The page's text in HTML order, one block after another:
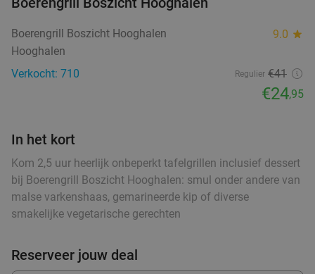
food
Flanagan's
9.9 star
Weerdinge
Verkocht: 760 €45,50
€28,95
42%
Turkse 2-gangen keuzelunch in hartje
Veendam
Morgen Di Wo
Do
Restaurant Aan De Keukentafel
Verkocht: 215
Boerengrill Boszicht Hooghalen 9.0 star
Hooghalen
Verkocht: 710
Regulier €41
€24,95
In het kort
Kom 2,5 uur heerlijk onbeperkt tafelgrillen inclusief dessert
bij Boerengrill Boszicht Hooghalen: smul onder andere van
malse varkenshaas, gemarineerde kip of diverse
smakelijke vegetarische gerechten
Reserveer jouw deal